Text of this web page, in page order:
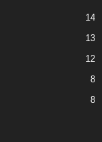
14
13
12
8
8